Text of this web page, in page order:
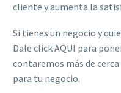
cliente y aumenta la
Si tienes un negocio y
Dale click AQUI para
contaremos más de
para tu negocio.